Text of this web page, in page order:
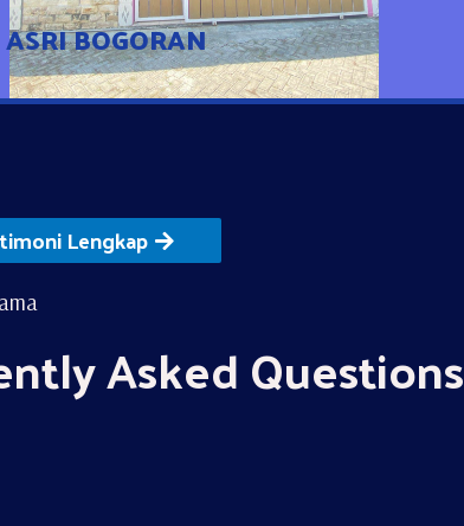
BOGORAN
Lengkap
Asked Questions